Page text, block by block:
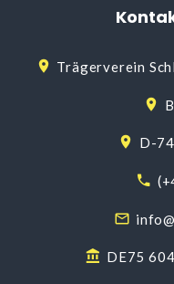
Trägerverein
D-
DE75